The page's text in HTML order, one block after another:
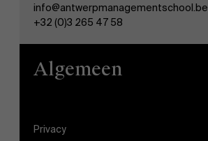
info@antwerpmanagementschool.be
+32 (0)3 265 47 58
Algemeen
Privacy